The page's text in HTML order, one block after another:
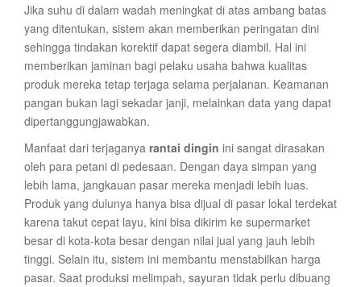
Jika suhu di dalam wadah meningkat di atas ambang batas
yang ditentukan, sistem akan memberikan peringatan dini
sehingga tindakan korektif dapat segera diambil. Hal ini
memberikan jaminan bagi pelaku usaha bahwa kualitas
produk mereka tetap terjaga selama perjalanan. Keamanan
pangan bukan lagi sekadar janji, melainkan data yang dapat
dipertanggungjawabkan.
Manfaat dari terjaganya rantai dingin ini sangat dirasakan
oleh para petani di pedesaan. Dengan daya simpan yang
lebih lama, jangkauan pasar mereka menjadi lebih luas.
Produk yang dulunya hanya bisa dijual di pasar lokal terdekat
karena takut cepat layu, kini bisa dikirim ke supermarket
besar di kota-kota besar dengan nilai jual yang jauh lebih
tinggi. Selain itu, sistem ini membantu menstabilkan harga
pasar. Saat produksi melimpah, sayuran tidak perlu dibuang